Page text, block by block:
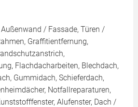
/ Fassade, Türen /
Graffitientfernung,
Flachdacharbeiten, Blechdach,
Gummidach, Schieferdach,
Notfallreparaturen,
Alufenster, Dach /